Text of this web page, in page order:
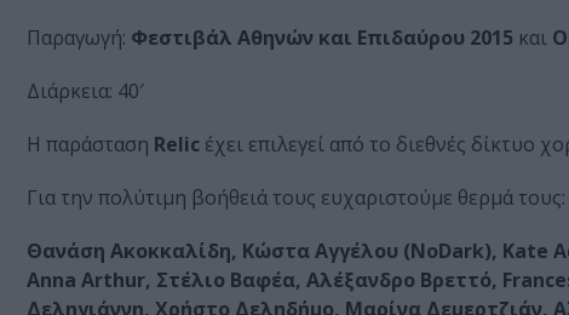
Παραγωγή: Φεστιβάλ Αθηνών και Επιδαύρου 2015 και
Διάρκεια: 40′
Η παράσταση Relic έχει επιλεγεί από το διεθνές δίκτυο
Για την πολύτιμη βοήθειά τους ευχαριστούμε θερμά τους:
Θανάση Ακοκκαλίδη, Κώστα Αγγέλου (NoDark), Kate
Anna Arthur, Στέλιο Βαφέα, Αλέξανδρο Βρεττό,
Δεληγιάννη, Χρήστο Δεληδήμο, Μαρίνα Δεμερτζιάν,